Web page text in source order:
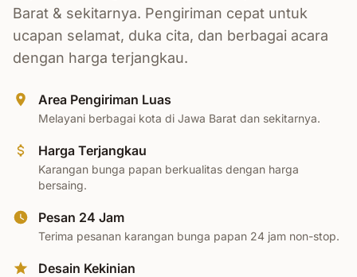
Barat & sekitarnya. Pengiriman cepat untuk
ucapan selamat, duka cita, dan berbagai acara
dengan harga terjangkau.
Area Pengiriman Luas
Melayani berbagai kota di Jawa Barat dan sekitarnya.
Harga Terjangkau
Karangan bunga papan berkualitas dengan harga
bersaing.
Pesan 24 Jam
Terima pesanan karangan bunga papan 24 jam non-stop.
Desain Kekinian